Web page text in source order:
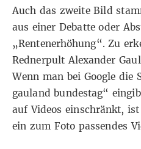
Auch das zweite Bild
aus einer Debatte oder
„Rentenerhöhung“. Zu
Rednerpult Alexander
Wenn man bei Google die
gauland bundestag“
auf Videos einschränkt,
ein zum Foto passendes